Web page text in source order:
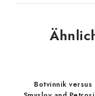
Botvinnik versus